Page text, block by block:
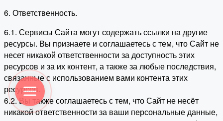
6. Ответственность.
6.1. Сервисы Сайта могут содержать ссылки на другие
ресурсы. Вы признаете и соглашаетесь с тем, что Сайт не
несет никакой ответственности за доступность этих
ресурсов и за их контент, а также за любые последствия,
связанные с использованием вами контента этих
ресурсов.
6.2. Вы также соглашаетесь с тем, что Сайт не несёт
никакой ответственности за ваши персональные данные,